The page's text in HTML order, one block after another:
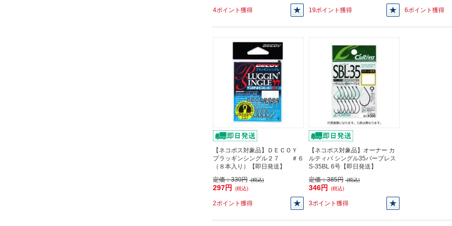
4ポイント獲得 19ポイント獲得 6ポイント獲得
【ネコポス対象品】ＤＥＣＯＹ
プラッギンシングル２７ ＃６
（８本入り）【即日発送】
定価：330円 (税込)
297円 (税込)
2ポイント獲得
【ネコポス対象品】オーナー カ
ルティバ シングル35バーブレス
S-35BL 6号【即日発送】
定価：385円 (税込)
346円 (税込)
3ポイント獲得